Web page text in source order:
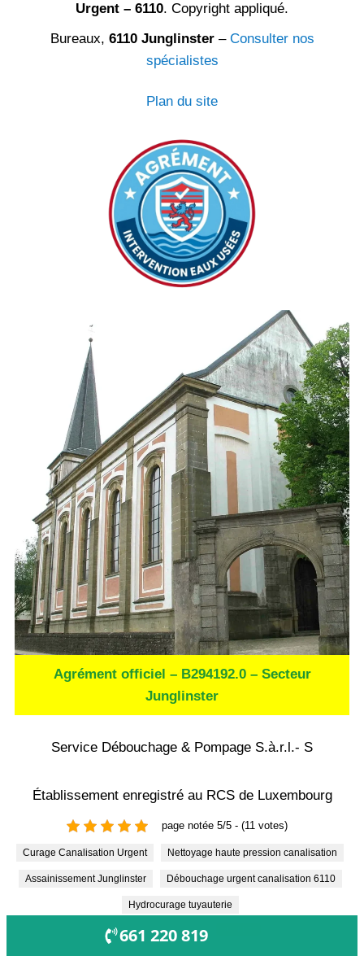
Urgent – 6110. Copyright appliqué.
Bureaux, 6110 Junglinster– Consulter nos
spécialistes
Plan du site
Agrément officiel – B294192.0 – Secteur
Junglinster
Service Débouchage & Pompage S.à.r.l.- S
Établissement enregistré au RCS de Luxembourg
page notée 5/5 - (11 votes)
Curage Canalisation Urgent Nettoyage haute pression canalisation
Assainissement Junglinster Débouchage urgent canalisation 6110
Hydrocurage tuyauterie
661 220 819